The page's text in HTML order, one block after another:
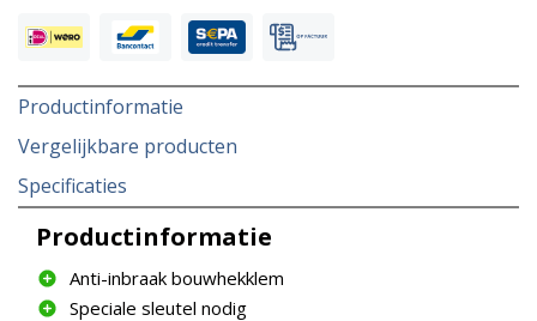
Productinformatie
Vergelijkbare producten
Specificaties
Productinformatie
Anti-inbraak bouwhekklem
Speciale sleutel nodig